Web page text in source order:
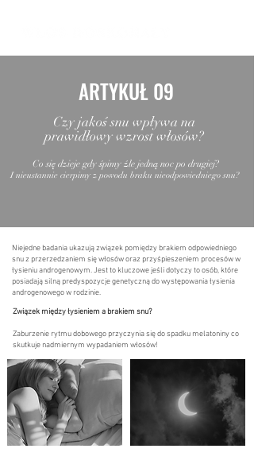
ARTYKUŁ 09
Czy jakoś snu wpływa na
prawidłowy wzrost włosów?
Co się dzieje gdy śpimy źle jedną noc po drugiej?
I nieustannie cierpimy z powodu braku nieodpowiedniego snu?
Niejedne badania ukazują związek pomiędzy brakiem odpowiedniego
snu z przerzedzaniem się włosów oraz przyśpieszeniem procesów w
łysieniu androgenowym. Jest to kluczowe jeśli dotyczy to osób, które
posiadają silną predyspozycje genetyczną do występowania łysienia
androgenowego w rodzinie.
Związek między łysieniem a brakiem snu?
Zaburzenie rytmu dobowego przyczynia się do spadku melatoniny co
skutkuje nadmiernym wypadaniem włosów!